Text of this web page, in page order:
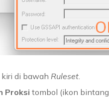
di bawah Ruleset.
Proksi tombol (ikon